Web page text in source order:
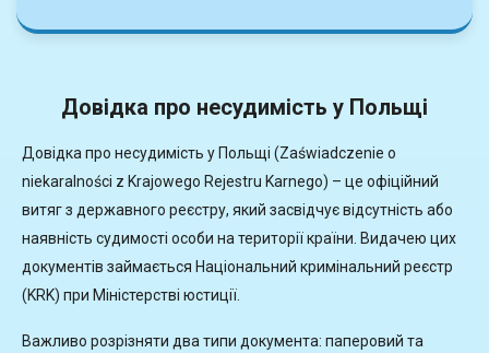
Довідка про несудимість у Польщі
Довідка про несудимість у Польщі (Zaświadczenie o
niekaralności z Krajowego Rejestru Karnego) – це офіційний
витяг з державного реєстру, який засвідчує відсутність або
наявність судимості особи на території країни. Видачею цих
документів займається Національний кримінальний реєстр
(KRK) при Міністерстві юстиції.
Важливо розрізняти два типи документа: паперовий та